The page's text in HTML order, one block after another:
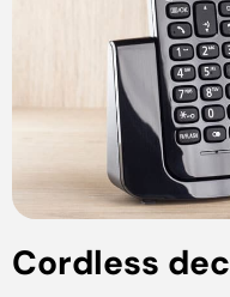
Cordless